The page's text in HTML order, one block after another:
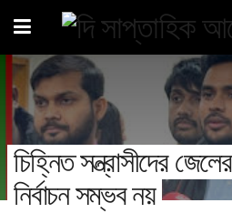
চিহ্নিত সন্ত্রাসীদের
নির্বাচন সম্ভব নয়